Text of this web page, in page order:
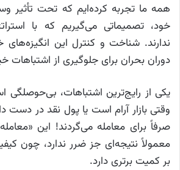
همه ما تجربه کرده‌ایم که تحت تأثیر
خود، تصمیماتی می‌گیریم که با
ندارند. شناخت و کنترل این
دوران بحران برای جلوگیری از
یکی از رایج‌ترین اشتباهات، بی‌حوصلگی
وقتی بازار آرام است یا پول نقد در دست
صرفاً برای معامله می‌گردند! این
معمولاً نتیجه‌ای جز ضرر ندارد، چون
بر کمیت برتری دارد.